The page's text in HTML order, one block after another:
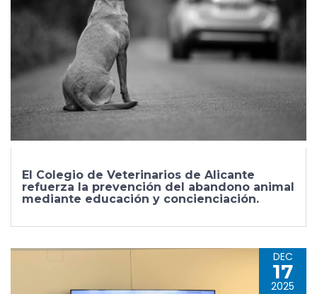
El Colegio de Veterinarios de Alicante
refuerza la prevención del abandono animal
mediante educación y concienciación.
DEC
17
2025